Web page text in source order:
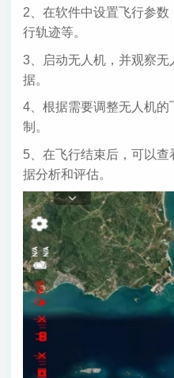
2、在软件中设置飞行参
行轨迹等。
3、启动无人机，并观察
据。
4、根据需要调整无人机
制。
5、在飞行结束后，可以
据分析和评估。